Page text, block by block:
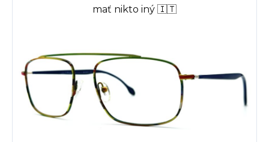
mať nikto iný 🇮🇹